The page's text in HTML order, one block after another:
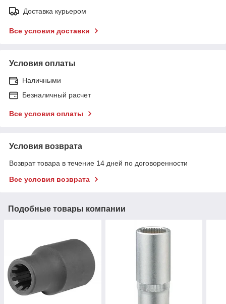
Доставка курьером
Все условия доставки
Условия оплаты
Наличными
Безналичный расчет
Все условия оплаты
Условия возврата
Возврат товара в течение 14 дней по договоренности
Все условия возврата
Подобные товары компании